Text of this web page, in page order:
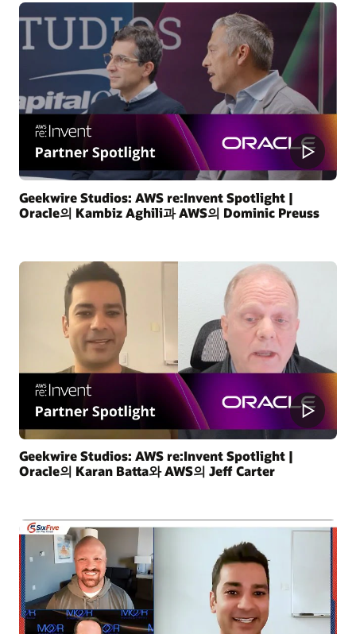
Geekwire Studios: AWS re:Invent Spotlight |
Oracle의 Kambiz Aghili과 AWS의 Dominic Preuss
Geekwire Studios: AWS re:Invent Spotlight |
Oracle의 Karan Batta와 AWS의 Jeff Carter